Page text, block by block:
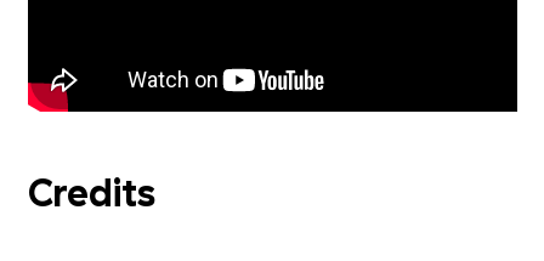
Credits